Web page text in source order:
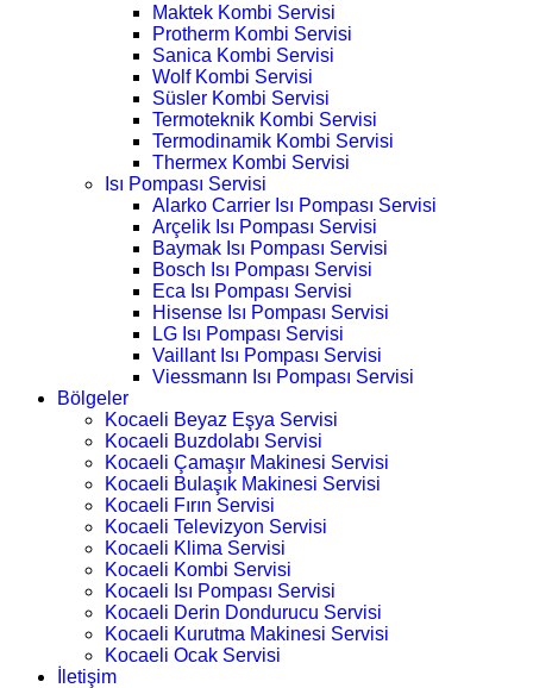
Maktek Kombi Servisi
Protherm Kombi Servisi
Sanica Kombi Servisi
Wolf Kombi Servisi
Süsler Kombi Servisi
Termoteknik Kombi Servisi
Termodinamik Kombi Servisi
Thermex Kombi Servisi
Isı Pompası Servisi
Alarko Carrier Isı Pompası Servisi
Arçelik Isı Pompası Servisi
Baymak Isı Pompası Servisi
Bosch Isı Pompası Servisi
Eca Isı Pompası Servisi
Hisense Isı Pompası Servisi
LG Isı Pompası Servisi
Vaillant Isı Pompası Servisi
Viessmann Isı Pompası Servisi
Bölgeler
Kocaeli Beyaz Eşya Servisi
Kocaeli Buzdolabı Servisi
Kocaeli Çamaşır Makinesi Servisi
Kocaeli Bulaşık Makinesi Servisi
Kocaeli Fırın Servisi
Kocaeli Televizyon Servisi
Kocaeli Klima Servisi
Kocaeli Kombi Servisi
Kocaeli Isı Pompası Servisi
Kocaeli Derin Dondurucu Servisi
Kocaeli Kurutma Makinesi Servisi
Kocaeli Ocak Servisi
İletişim